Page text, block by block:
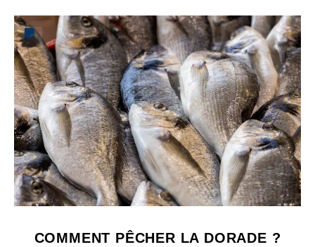
COMMENT PÊCHER LA DORADE ?